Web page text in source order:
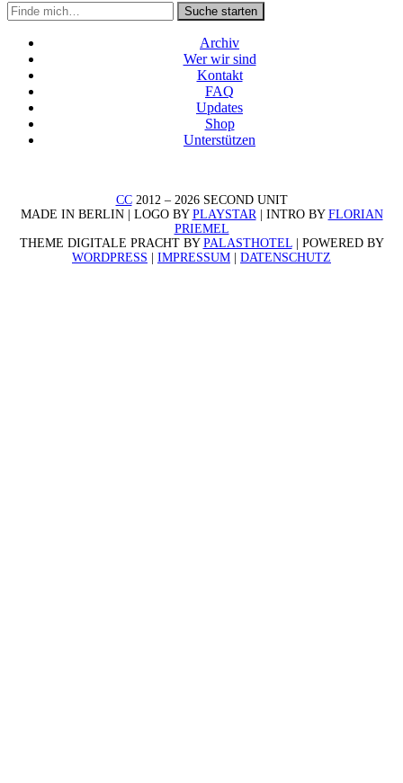
Suche
in
https://secondunit-
podcast.de/
Suche starten
Archiv
Wer wir sind
Kontakt
FAQ
Updates
Shop
Unterstützen
CC2012 – 2026 SECOND UNIT
MADE IN BERLIN | LOGO BY PLAYSTAR| INTRO BY FLORIAN
PRIEMEL
THEME DIGITALE PRACHT BY PALASTHOTEL| POWERED BY
WORDPRESS
IMPRESSUM DATENSCHUTZ